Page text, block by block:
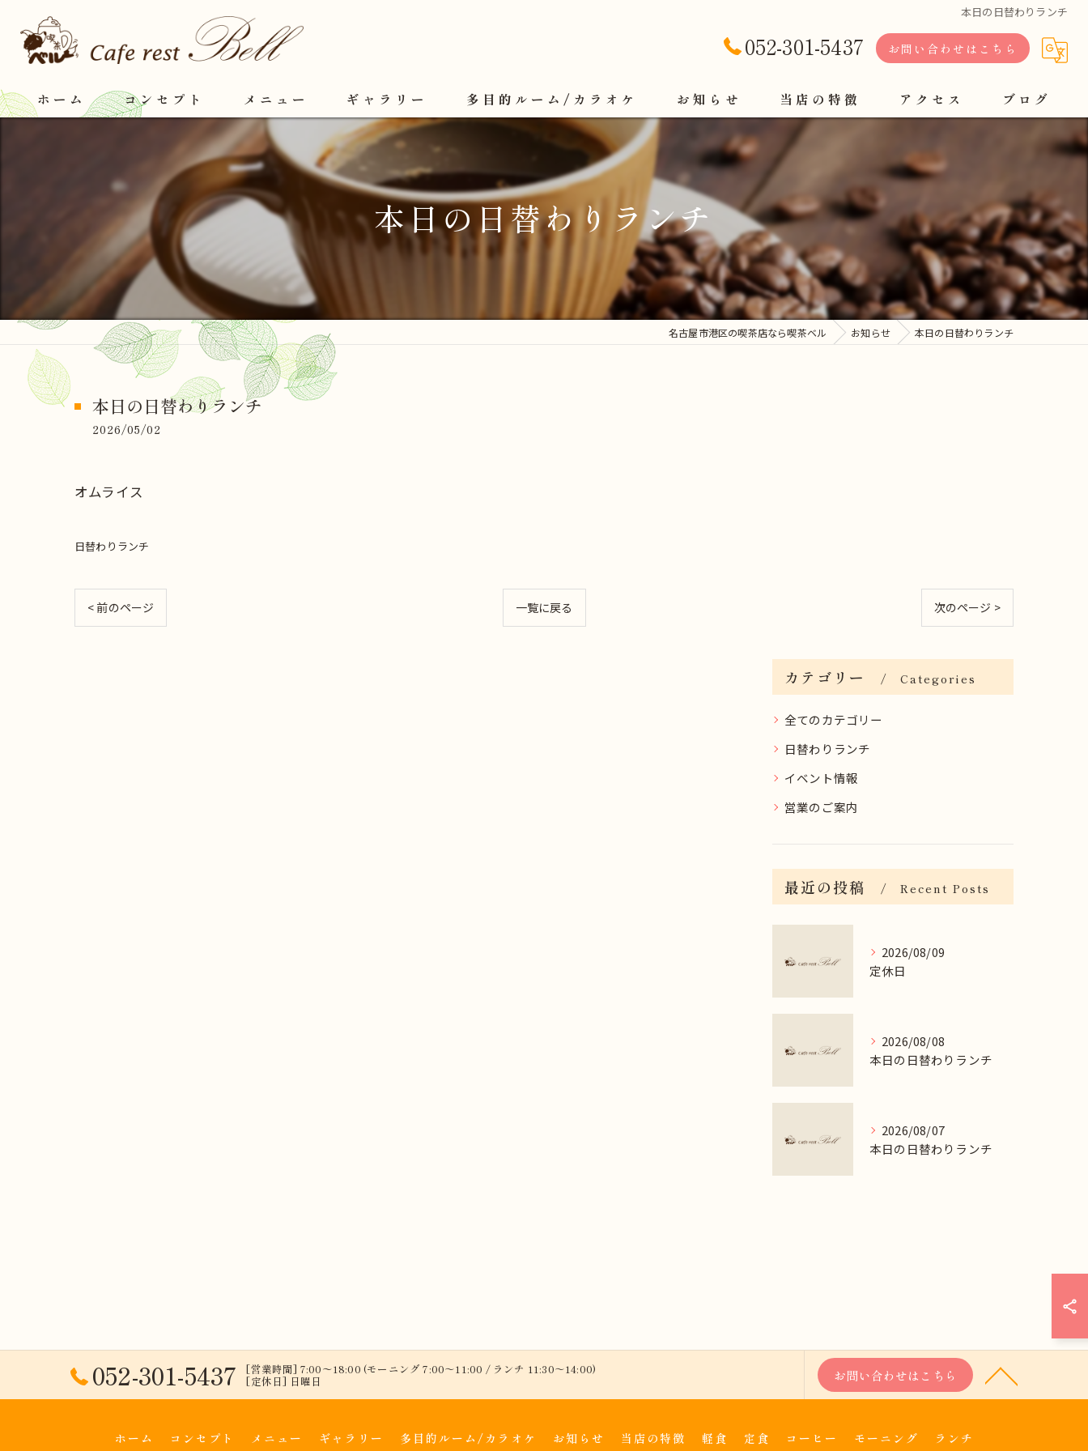
本日の日替わりランチ
052-301-5437 お問い合わせはこちら
ホーム コンセプト メニュー ギャラリー 多目的ルーム/カラオケ お知らせ 当店の特徴
軽食
コーヒー
モーニング
ランチ
アクセス ブログ
本日の日替わりランチ
名古屋市港区の喫茶店なら喫茶ベル お知らせ 本日の日替わりランチ
本日の日替わりランチ
2026/05/02
オムライス
日替わりランチ
< 前のページ 一覧に戻る 次のページ >
カテゴリー Categories
全てのカテゴリー
日替わりランチ
イベント情報
営業のご案内
最近の投稿 Recent Posts
2026/08/09
定休日
2026/08/08
本日の日替わりランチ
2026/08/07
本日の日替わりランチ
052-301-5437 [営業時間] 7:00〜18:00 (モーニング 7:00～11:00 / ランチ 11:30～14:00)
[定休日] 日曜日 お問い合わせはこちら
ホーム コンセプト メニュー ギャラリー 多目的ルーム/カラオケ お知らせ 当店の特徴 軽食 定食 コーヒー モーニング ランチ